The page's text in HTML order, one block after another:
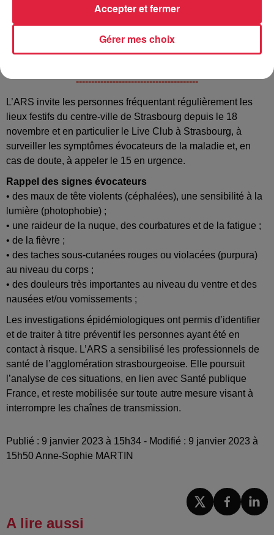
est décédée selon l'Agence Régionale de Santé.
----------------------------------------
L’ARS invite les personnes fréquentant régulièrement les
lieux festifs du centre-ville de Strasbourg depuis le 18
novembre et en particulier le Live Club à Strasbourg, à
surveiller les symptômes évocateurs de la maladie et, en
cas de doute, à appeler le 15 en urgence.
Rappel des signes évocateurs
• des maux de tête violents (céphalées), une sensibilité à la
lumière (photophobie) ;
• une raideur de la nuque, des courbatures et de la fatigue ;
• de la fièvre ;
• des taches sous-cutanées rouges ou violacées (purpura)
au niveau du corps ;
• des douleurs très importantes au niveau du ventre et des
nausées et/ou vomissements ;
Les investigations épidémiologiques ont permis d’identifier
et de traiter à titre préventif les personnes ayant été en
contact à risque. L’ARS a sensibilisé les professionnels de
santé de l’agglomération strasbourgeoise. Elle poursuit
l’analyse de ces situations, en lien avec Santé publique
France, et reste mobilisée sur toute autre mesure visant à
interrompre les chaînes de transmission.
Publié : 9 janvier 2023 à 15h34 - Modifié : 9 janvier 2023 à
15h50 Anne-Sophie MARTIN
A lire aussi
Gérer mes choix
Accepter et fermer